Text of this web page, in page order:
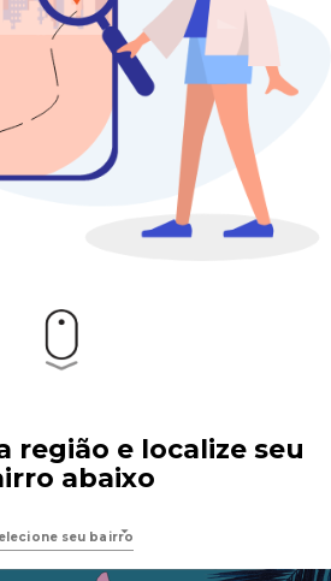
região e localize seu
abaixo
seu bairro